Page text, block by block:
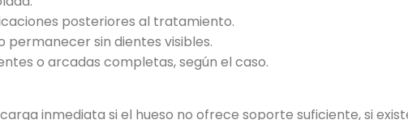
posteriores al tratamiento.
permanecer sin dientes visibles.
o arcadas completas, según el caso.
inmediata si el hueso no ofrece soporte suficiente, si